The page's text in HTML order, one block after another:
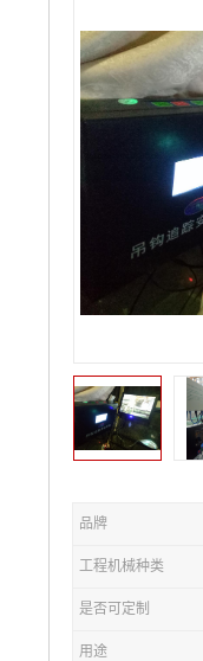
品牌
工程机械种类
是否可定制
用途